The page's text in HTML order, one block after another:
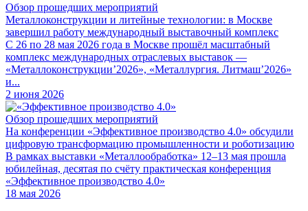
Обзор прошедших мероприятий
Металлоконструкции и литейные технологии: в Москве
завершил работу международный выставочный комплекс
С 26 по 28 мая 2026 года в Москве прошёл масштабный
комплекс международных отраслевых выставок —
«Металлоконструкции’2026», «Металлургия. Литмаш’2026»
и...
2 июня 2026
Обзор прошедших мероприятий
На конференции «Эффективное производство 4.0» обсудили
цифровую трансформацию промышленности и роботизацию
В рамках выставки «Металлообработка» 12–13 мая прошла
юбилейная, десятая по счёту практическая конференция
«Эффективное производство 4.0»
18 мая 2026